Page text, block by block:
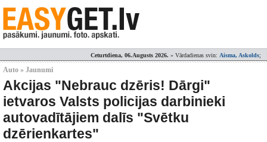
Ceturtdiena, 06.Augusts 2026. » Vārdadienas svin: Aisma, Askolds;
Auto » Jaunumi
Akcijas "Nebrauc dzēris! Dārgi"
ietvaros Valsts policijas darbinieki
autovadītājiem dalīs "Svētku
dzērienkartes"